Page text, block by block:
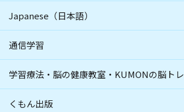
Japanese（日本語）
通信学習
学習療法・脳の健康教室・KUMONの脳トレ
くもん出版